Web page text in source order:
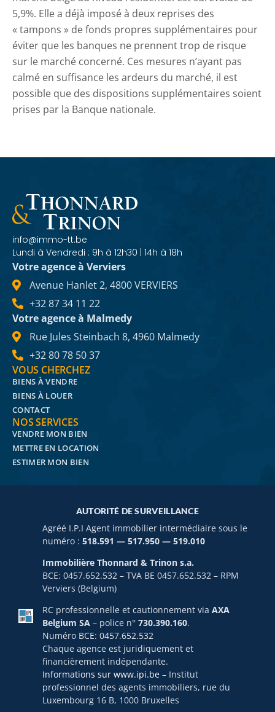
5,9%. Elle a déjà imposé à deux reprises des
« tampons » de fonds propres supplémentaires pour
éviter que les banques ne prennent trop de risque
sur le marché concerné. Ces mesures n’ayant pas
calmé en suffisance les ardeurs du marché, il est
possible que des dispositions supplémentaires soient
prises par la Banque nationale.
info@immo-tt.be
Lundi à Vendredi : 9h à 12h30 | 14h à 18h
Votre agence à Verviers
Avenue Hanlet 2, 4800 VERVIERS
+32 87 34 11 22
Votre agence à Malmedy
Rue Jules Steinbach 8, 4960 Malmedy
+32 80 78 50 37
VOUS CHERCHEZ
BIENS À VENDRE
BIENS À LOUER
CONTACT
NOS SERVICES
VENDRE MON BIEN
METTRE EN LOCATION
ESTIMER MON BIEN
AUTORITÉ DE SURVEILLANCE
Agréé I.P.I Agent immobilier intermédiaire sous le
numéro : 518.591 — 517.950 — 519.010
Immobilière Thonnard & Trinon s.a.
BCE: 0457.652.532 – TVA BE 0457.652.532 – RPM
Verviers (Belgium)
RC professionnelle et cautionnement via AXA
Belgium SA– police n° 730.390.160.
Numéro BCE: 0457.652.532
Chaque agence est juridiquement et
financièrement indépendante.
Informations sur www.ipi.be– Institut
professionnel des agents immobiliers, rue du
Luxembourg 16 B, 1000 Bruxelles